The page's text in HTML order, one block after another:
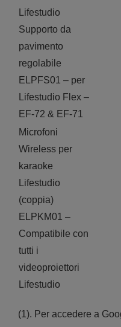
Lifestudio
Supporto da
pavimento
regolabile
ELPFS01 – per
Lifestudio Flex –
EF-72 & EF-71
Microfoni
Wireless per
karaoke
Lifestudio
(coppia)
ELPKM01 –
Compatibile con
tutti i
videoproiettori
Lifestudio
(1). Per accedere a